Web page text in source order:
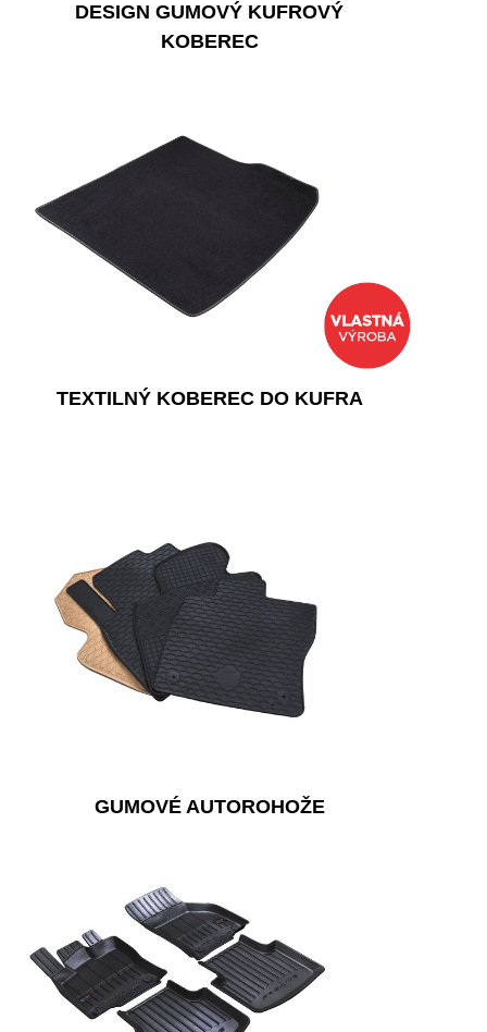
DESIGN GUMOVÝ KUFROVÝ
KOBEREC
TEXTILNÝ KOBEREC DO KUFRA
GUMOVÉ AUTOROHOŽE